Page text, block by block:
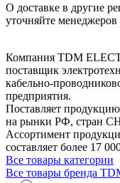
О доставке в другие
уточняйте менеджеров
Компания TDM
поставщик
кабельно-
предприятия.
Поставляет
на рынки РФ, стран
Ассортимент
составляет более 17
Все товары категории
Все товары бренда